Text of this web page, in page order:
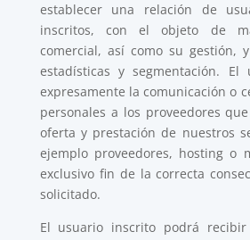
establecer una relación de
inscritos, con el objeto de
comercial, así como su gestión,
estadísticas y segmentación. El
expresamente la comunicación o
personales a los proveedores
oferta y prestación de nuestros
ejemplo proveedores, hosting o
exclusivo fin de la correcta
solicitado.
El usuario inscrito podrá recibir